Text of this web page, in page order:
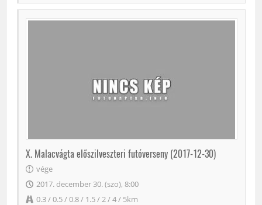
X. Malacvágta előszilveszteri futóverseny (2017-12-30)
vége
2017. december 30. (szo), 8:00
0.3 / 0.5 / 0.8 / 1.5 / 2 / 4 / 5km